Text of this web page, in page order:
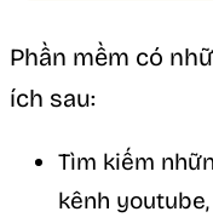
Phần mềm có
ích sau:
Tìm kiếm
kênh